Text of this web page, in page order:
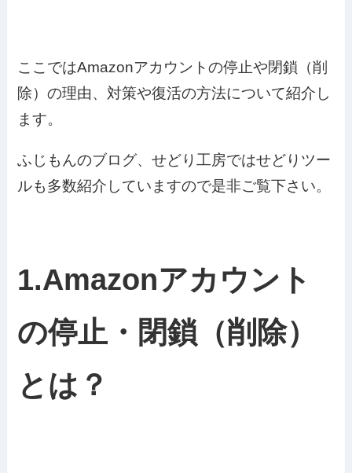
ここではAmazonアカウントの停止や閉鎖（削
除）の理由、対策や復活の方法について紹介し
ます。
ふじもんのブログ、せどり工房ではせどりツー
ルも多数紹介していますので是非ご覧下さい。
1.Amazonアカウント
の停止・閉鎖（削除）
とは？